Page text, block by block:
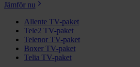
Jämför nu
Allente TV-paket
Tele2 TV-paket
Telenor TV-paket
Boxer TV-paket
Telia TV-paket